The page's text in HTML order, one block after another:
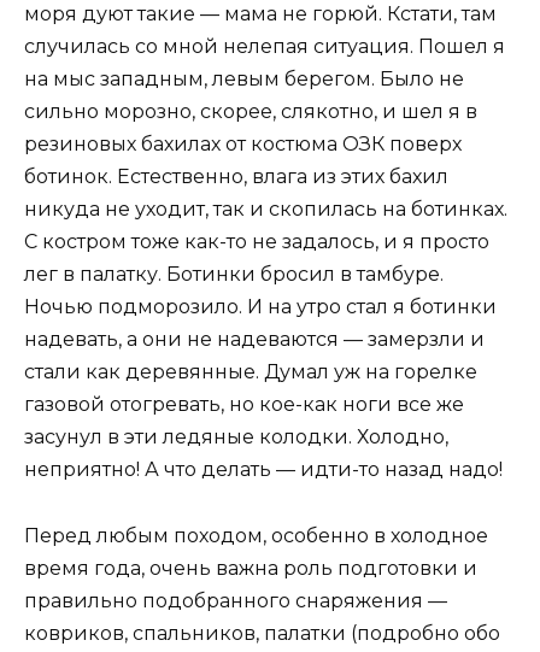
моря дуют такие — мама не горюй. Кстати, там
случилась со мной нелепая ситуация. Пошел я
на мыс западным, левым берегом. Было не
сильно морозно, скорее, слякотно, и шел я в
резиновых бахилах от костюма ОЗК поверх
ботинок. Естественно, влага из этих бахил
никуда не уходит, так и скопилась на ботинках.
С костром тоже как-то не задалось, и я просто
лег в палатку. Ботинки бросил в тамбуре.
Ночью подморозило. И на утро стал я ботинки
надевать, а они не надеваются — замерзли и
стали как деревянные. Думал уж на горелке
газовой отогревать, но кое-как ноги все же
засунул в эти ледяные колодки. Холодно,
неприятно! А что делать — идти-то назад надо!
Перед любым походом, особенно в холодное
время года, очень важна роль подготовки и
правильно подобранного снаряжения —
ковриков, спальников, палатки (подробно обо